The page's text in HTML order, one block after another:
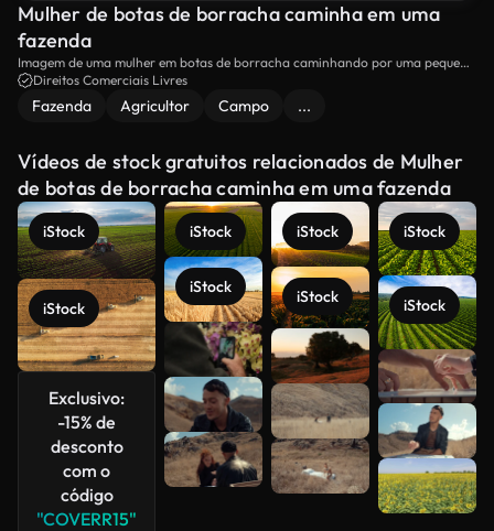
Mulher de botas de borracha caminha em uma
fazenda
Imagem de uma mulher em botas de borracha caminhando por uma pequena
fazenda.
Direitos Comerciais Livres
Fazenda Agricultor Campo ...
Vídeos de stock gratuitos relacionados de Mulher
de botas de borracha caminha em uma fazenda
iStock
iStock
Exclusivo:
-15% de
desconto
com o
código
"COVERR15"
iStock
iStock
iStock
iStock
iStock
iStock
Veja mais